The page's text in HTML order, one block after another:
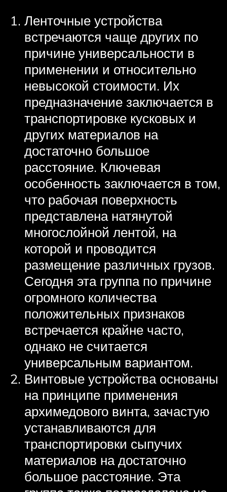
Ленточные устройства
встречаются чаще других по
причине универсальности в
применении и относительно
невысокой стоимости. Их
предназначение заключается в
транспортировке кусковых и
других материалов на
достаточно большое
расстояние. Ключевая
особенность заключается в том,
что рабочая поверхность
представлена натянутой
многослойной лентой, на
которой и проводится
размещение различных грузов.
Сегодня эта группа по причине
огромного количества
положительных признаков
встречается крайне часто,
однако не считается
универсальным вариантом.
Винтовые устройства основаны
на принципе применения
архимедового винта, зачастую
устанавливаются для
транспортировки сыпучих
материалов на достаточно
большое расстояние. Эта